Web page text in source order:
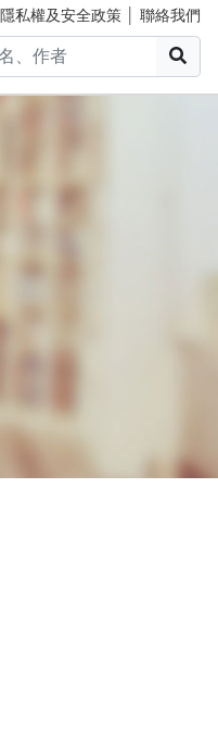
隱私權及安全政策 聯絡我們